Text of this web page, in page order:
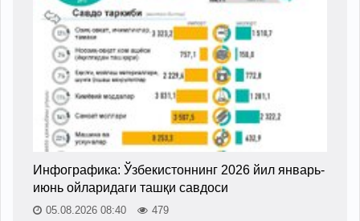
Инфографика: Ўзбекистоннинг 2026 йил январь-
июнь ойларидаги ташқи савдоси
05.08.2026 08:40 479